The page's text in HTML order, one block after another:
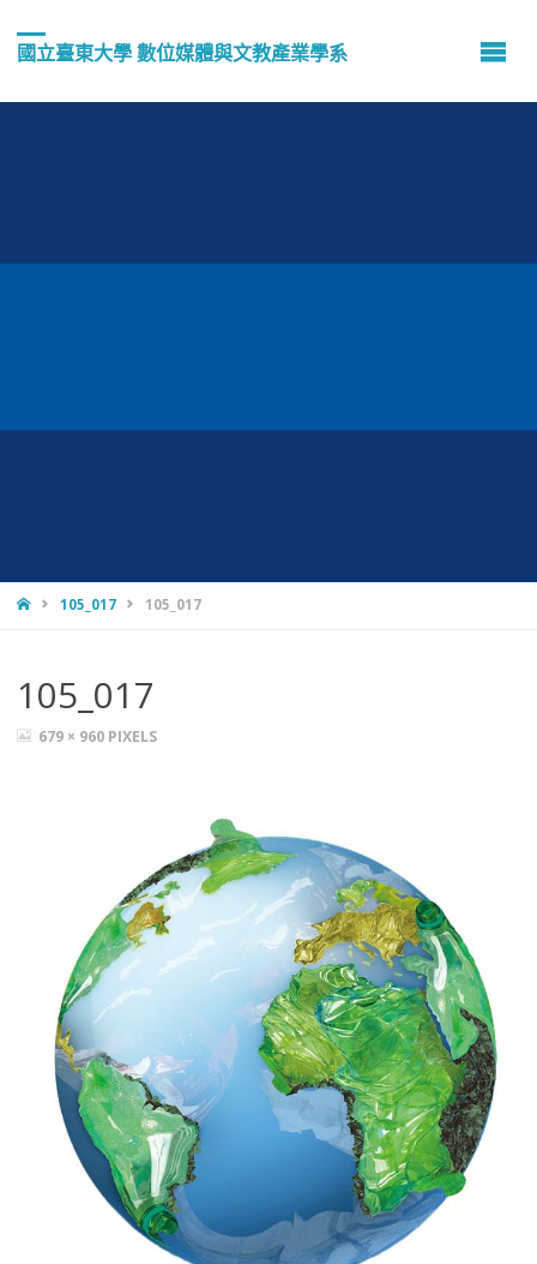
國立臺東大學 數位媒體與文教產業學系
HOME105_017 105_017
105_017
FULL679 × 960 PIXELS